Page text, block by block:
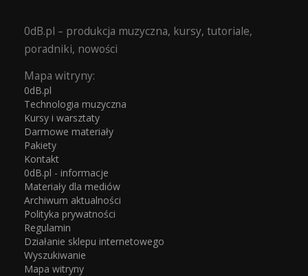
0dB.pl – produkcja muzyczna, kursy, tutoriale,
poradniki, nowości
Mapa witryny:
0dB.pl
Technologia muzyczna
Kursy i warsztaty
Darmowe materiały
Pakiety
Kontakt
0dB.pl - informacje
Materiały dla mediów
Archiwum aktualności
Polityka prywatności
Regulamin
Działanie sklepu internetowego
Wyszukiwanie
Mapa witryny